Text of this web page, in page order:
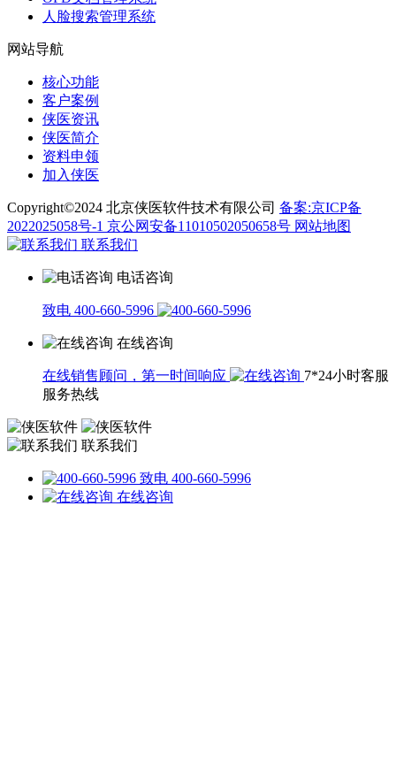
人脸搜索管理系统
网站导航
核心功能
客户案例
侠医资讯
侠医简介
资料申领
加入侠医
Copyright©2024 北京侠医软件技术有限公司 备案:京ICP备
2022025058号-1 京公网安备11010502050658号 网站地图
联系我们
电话咨询
致电 400-660-5996
在线咨询
在线销售顾问，第一时间响应
7*24小时客服
服务热线
联系我们
致电 400-660-5996
在线咨询